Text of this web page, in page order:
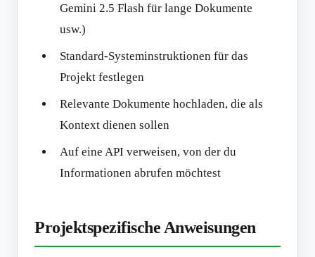
Gemini 2.5 Flash für lange Dokumente
usw.)
Standard-Systeminstruktionen für das
Projekt festlegen
Relevante Dokumente hochladen, die als
Kontext dienen sollen
Auf eine API verweisen, von der du
Informationen abrufen möchtest
Projektspezifische Anweisungen